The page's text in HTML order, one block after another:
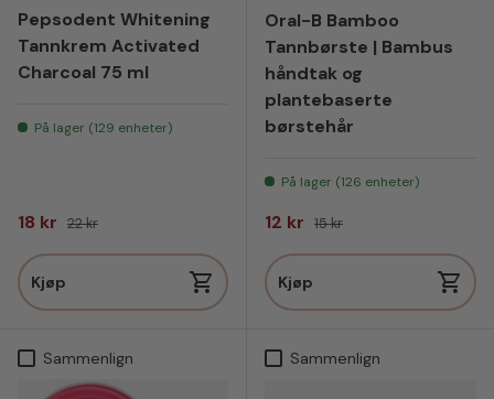
Pepsodent Whitening
Tannkrem Activated
Charcoal 75 ml
På lager (129 enheter)
Salgspris
18 kr Vanlig pris
22 kr
Kjøp
Oral-B Bamboo
Tannbørste | Bambus
håndtak og
plantebaserte
børstehår
På lager (126 enheter)
Salgspris
12 kr Vanlig pris
15 kr
Kjøp
Sammenlign Sammenlign